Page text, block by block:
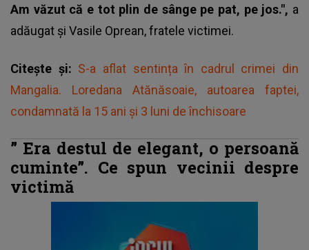
Am văzut că e tot plin de sânge pe pat, pe jos.", a
adăugat și Vasile Oprean, fratele victimei.
Citește și: S-a aflat sentința în cadrul crimei din
Mangalia. Loredana Atănăsoaie, autoarea faptei,
condamnată la 15 ani și 3 luni de închisoare
” Era destul de elegant, o persoană
cuminte”. Ce spun vecinii despre
victimă